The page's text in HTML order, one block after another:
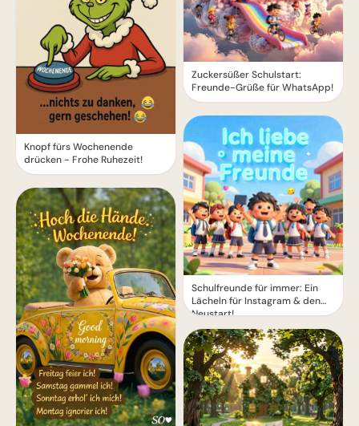
Knopf fürs Wochenende
drücken - Frohe Ruhezeit!
Zuckersüßer Schulstart:
Freunde-Grüße für WhatsApp!
Schulfreunde für immer: Ein
Lächeln für Instagram & den
Neustart!